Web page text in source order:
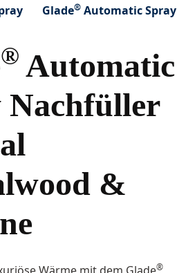
Glade® Automatic Spray
® Automatic
Nachfüller
&
®